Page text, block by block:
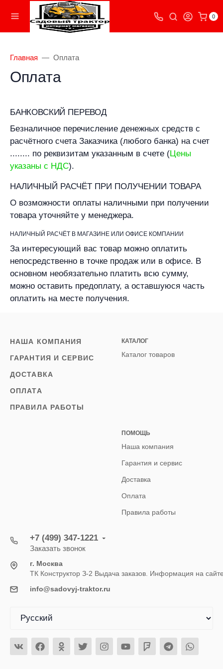
0
Главная Оплата
Оплата
БАНКОВСКИЙ ПЕРЕВОД
Безналичное перечисление денежных средств с
расчётного счета Заказчика (любого банка) на счет
........ по реквизитам указанным в счете (Цены
указаны с НДС).
НАЛИЧНЫЙ РАСЧЁТ ПРИ ПОЛУЧЕНИИ ТОВАРА
О возможности оплаты наличными при получении
товара уточняйте у менеджера.
НАЛИЧНЫЙ РАСЧЁТ В МАГАЗИНЕ ИЛИ ОФИСЕ КОМПАНИИ
За интересующий вас товар можно оплатить
непосредственно в точке продаж или в офисе. В
основном необязательно платить всю сумму,
можно оставить предоплату, а оставшуюся часть
оплатить на месте получения.
НАША КОМПАНИЯ
ГАРАНТИЯ И СЕРВИС
ДОСТАВКА
ОПЛАТА
ПРАВИЛА РАБОТЫ
КАТАЛОГ
Каталог товаров
ПОМОЩЬ
Наша компания
Гарантия и сервис
Доставка
Оплата
Правила работы
+7 (499) 347-1221
Заказать звонок
г. Москва
ТК Конструктор З-2 Выдача заказов. Информация на
info@sadovyj-traktor.ru